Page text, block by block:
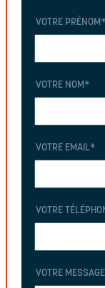
VOTRE PRÉNOM *
VOTRE NOM *
VOTRE EMAIL*
VOTRE
VOTRE MESSAGE